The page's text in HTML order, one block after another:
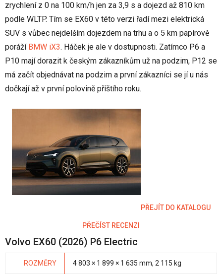
zrychlení z 0 na 100 km/h jen za 3,9 s a dojezd až 810 km
podle WLTP. Tím se EX60 v této verzi řadí mezi elektrická
SUV s vůbec nejdelším dojezdem na trhu a o 5 km papírově
poráží BMW iX3. Háček je ale v dostupnosti. Zatímco P6 a
P10 mají dorazit k českým zákazníkům už na podzim, P12 se
má začít objednávat na podzim a první zákazníci se jí u nás
dočkají až v první polovině příštího roku.
PŘEJÍT DO KATALOGU
PŘEČÍST RECENZI
Volvo EX60 (2026) P6 Electric
ROZMĚRY 4 803 × 1 899 × 1 635 mm, 2 115 kg